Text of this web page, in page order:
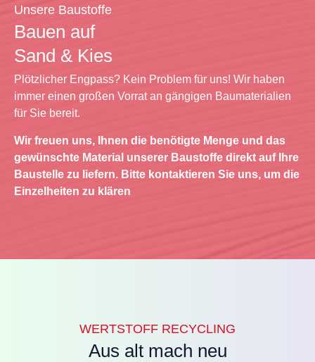
Unsere Baustoffe
Bauen auf
Sand & Kies
Plötzlicher Engpass? Kein Problem für uns! Wir haben
immer einen großen Vorrat an gängigen Baumaterialien
für Sie bereit.
Wir freuen uns, Ihnen die benötigte Menge und das
gewünschte Material unserer Baustoffe direkt auf Ihre
Baustelle zu liefern. Bitte kontaktieren Sie uns, um die
Einzelheiten zu klären
WERTSTOFF RECYCLING
Aus alt mach neu